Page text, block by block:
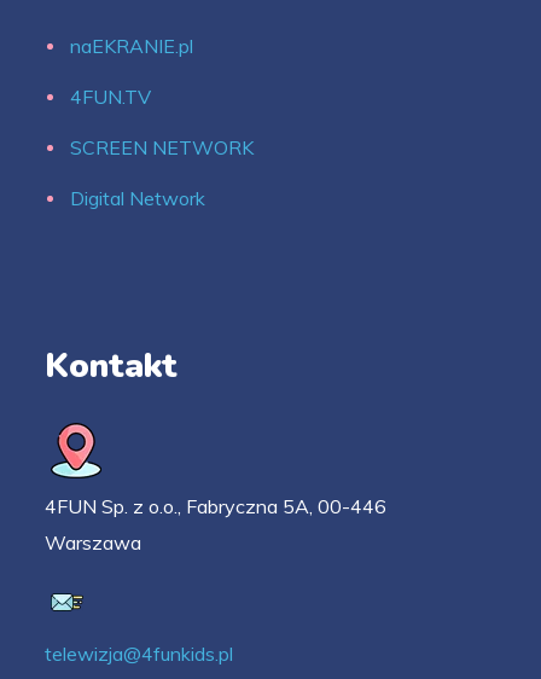
naEKRANIE.pl
4FUN.TV
SCREEN NETWORK
Digital Network
Kontakt
4FUN Sp. z o.o., Fabryczna 5A, 00-446
Warszawa
telewizja@4funkids.pl